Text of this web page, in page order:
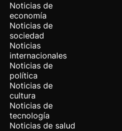
Noticias de
economía
Noticias de
sociedad
Noticias
internacionales
Noticias de
política
Noticias de
cultura
Noticias de
tecnología
Noticias de salud